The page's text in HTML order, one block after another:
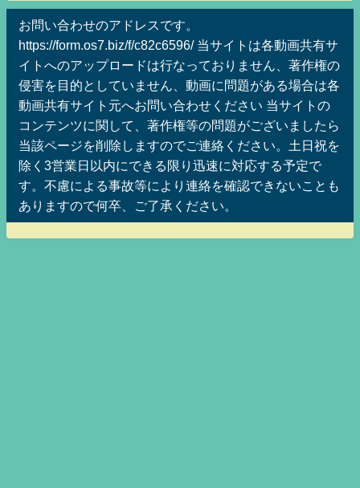
お問い合わせのアドレスです。
https://form.os7.biz/f/c82c6596/ 当サイトは各動画共有サ
イトへのアップロードは行なっておりません、著作権の
侵害を目的としていません、動画に問題がある場合は各
動画共有サイト元へお問い合わせください 当サイトの
コンテンツに関して、著作権等の問題がございましたら
当該ページを削除しますのでご連絡ください。土日祝を
除く3営業日以内にできる限り迅速に対応する予定で
す。不慮による事故等により連絡を確認できないことも
ありますので何卒、ご了承ください。